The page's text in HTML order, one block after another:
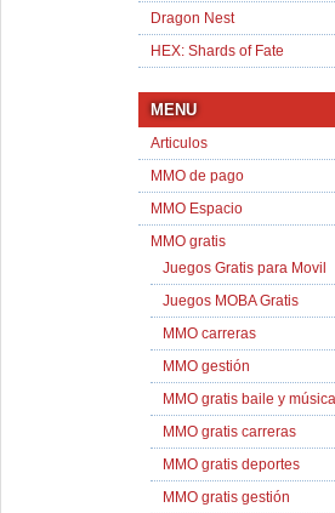
Dragon Nest
HEX: Shards of Fate
MENU
Articulos
MMO de pago
MMO Espacio
MMO gratis
Juegos Gratis para Movil
Juegos MOBA Gratis
MMO carreras
MMO gestión
MMO gratis baile y música
MMO gratis carreras
MMO gratis deportes
MMO gratis gestión